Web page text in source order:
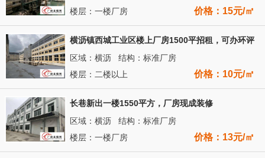
楼层：一楼厂房
价格：15元/㎡
横沥镇西城工业区楼上厂房1500平招租，可办环评
区域：横沥 结构：标准厂房
楼层：二楼以上
价格：10元/㎡
长巷新出一楼1550平方，厂房现成装修
区域：横沥 结构：标准厂房
楼层：一楼厂房
价格：13元/㎡